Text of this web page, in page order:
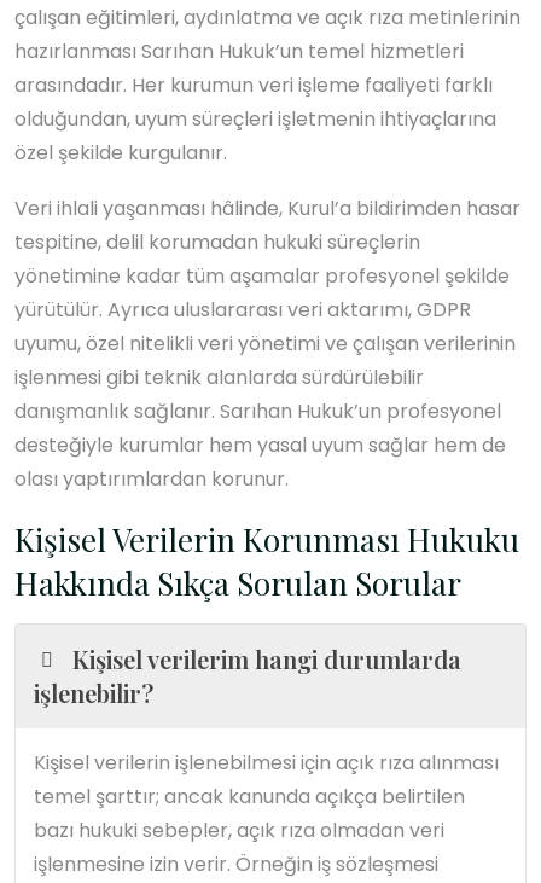
çalışan eğitimleri, aydınlatma ve açık rıza metinlerinin
hazırlanması Sarıhan Hukuk’un temel hizmetleri
arasındadır. Her kurumun veri işleme faaliyeti farklı
olduğundan, uyum süreçleri işletmenin ihtiyaçlarına
özel şekilde kurgulanır.
Veri ihlali yaşanması hâlinde, Kurul’a bildirimden hasar
tespitine, delil korumadan hukuki süreçlerin
yönetimine kadar tüm aşamalar profesyonel şekilde
yürütülür. Ayrıca uluslararası veri aktarımı, GDPR
uyumu, özel nitelikli veri yönetimi ve çalışan verilerinin
işlenmesi gibi teknik alanlarda sürdürülebilir
danışmanlık sağlanır. Sarıhan Hukuk’un profesyonel
desteğiyle kurumlar hem yasal uyum sağlar hem de
olası yaptırımlardan korunur.
Kişisel Verilerin Korunması Hukuku
Hakkında Sıkça Sorulan Sorular
Kişisel verilerim hangi durumlarda
işlenebilir?
Kişisel verilerin işlenebilmesi için açık rıza alınması
temel şarttır; ancak kanunda açıkça belirtilen
bazı hukuki sebepler, açık rıza olmadan veri
işlenmesine izin verir. Örneğin iş sözleşmesi